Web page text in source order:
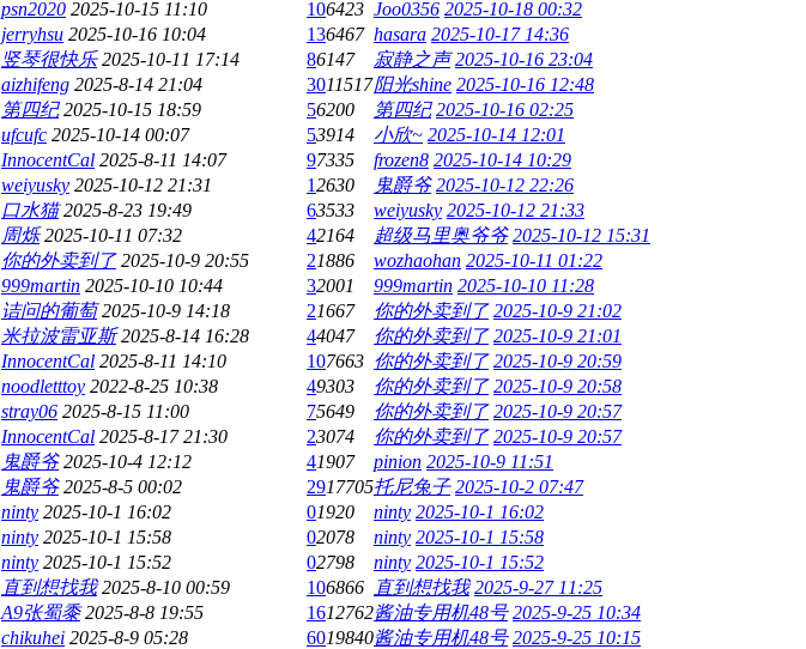
psn2020 2025-10-15 11:10 106423 Joo0356 2025-10-18 00:32
jerryhsu 2025-10-16 10:04 136467 hasara 2025-10-17 14:36
竖琴很快乐 2025-10-11 17:14 86147 寂静之声 2025-10-16 23:04
aizhifeng 2025-8-14 21:04 3011517阳光shine 2025-10-16 12:48
第四纪 2025-10-15 18:59 56200 第四纪 2025-10-16 02:25
ufcufc 2025-10-14 00:07 53914 小欣~ 2025-10-14 12:01
InnocentCal 2025-8-11 14:07 97335 frozen8 2025-10-14 10:29
weiyusky 2025-10-12 21:31 12630 鬼爵爷 2025-10-12 22:26
口水猫 2025-8-23 19:49 63533 weiyusky 2025-10-12 21:33
周烁 2025-10-11 07:32 42164 超级马里奥爷爷 2025-10-12 15:31
你的外卖到了 2025-10-9 20:55 21886 wozhaohan 2025-10-11 01:22
999martin 2025-10-10 10:44 32001 999martin 2025-10-10 11:28
诘问的葡萄 2025-10-9 14:18 21667 你的外卖到了 2025-10-9 21:02
米拉波雷亚斯 2025-8-14 16:28 44047 你的外卖到了 2025-10-9 21:01
InnocentCal 2025-8-11 14:10 107663 你的外卖到了 2025-10-9 20:59
noodletttoy 2022-8-25 10:38 49303 你的外卖到了 2025-10-9 20:58
stray06 2025-8-15 11:00 75649 你的外卖到了 2025-10-9 20:57
InnocentCal 2025-8-17 21:30 23074 你的外卖到了 2025-10-9 20:57
鬼爵爷 2025-10-4 12:12 41907 pinion 2025-10-9 11:51
鬼爵爷 2025-8-5 00:02 2917705托尼兔子 2025-10-2 07:47
ninty 2025-10-1 16:02 01920 ninty 2025-10-1 16:02
ninty 2025-10-1 15:58 02078 ninty 2025-10-1 15:58
ninty 2025-10-1 15:52 02798 ninty 2025-10-1 15:52
直到想找我 2025-8-10 00:59 106866 直到想找我 2025-9-27 11:25
A9张蜀黍 2025-8-8 19:55 1612762酱油专用机48号 2025-9-25 10:34
chikuhei 2025-8-9 05:28 6019840酱油专用机48号 2025-9-25 10:15